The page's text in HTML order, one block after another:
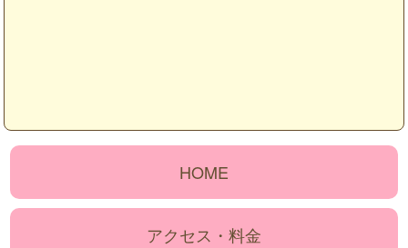
HOME
アクセス・料金